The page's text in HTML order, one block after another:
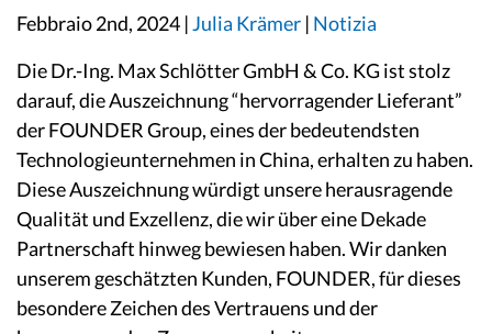
Febbraio 2nd, 2024 |Julia Krämer | Notizia
Die Dr.-Ing. Max Schlötter GmbH & Co. KG ist stolz
darauf, die Auszeichnung “hervorragender Lieferant”
der FOUNDER Group, eines der bedeutendsten
Technologieunternehmen in China, erhalten zu haben.
Diese Auszeichnung würdigt unsere herausragende
Qualität und Exzellenz, die wir über eine Dekade
Partnerschaft hinweg bewiesen haben. Wir danken
unserem geschätzten Kunden, FOUNDER, für dieses
besondere Zeichen des Vertrauens und der